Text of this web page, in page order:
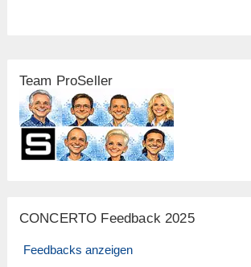
Team ProSeller
CONCERTO Feedback 2025
Feedbacks anzeigen